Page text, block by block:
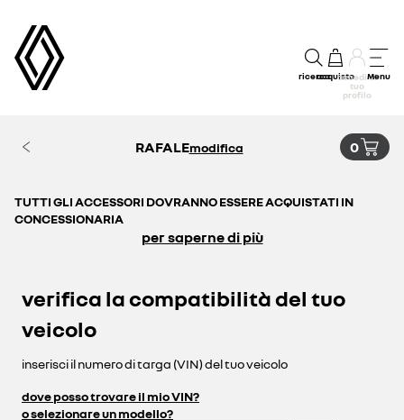
ricercaacquistoaccedi al
tuo
profilo
Menu
RAFALEmodifica 0
TUTTI GLI ACCESSORI DOVRANNO ESSERE ACQUISTATI IN
CONCESSIONARIA
per saperne di più
verifica la compatibilità del tuo
veicolo
inserisci il numero di targa (VIN) del tuo veicolo
dove posso trovare il mio VIN?
o selezionare un modello?